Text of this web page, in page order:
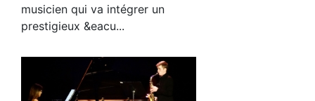
musicien qui va intégrer un
prestigieux &eacu...